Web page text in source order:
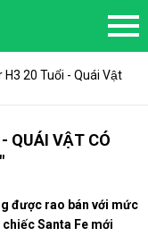
20 Tuổi - Quái Vật
QUÁI VẬT CÓ
được rao bán với mức
Santa Fe mới